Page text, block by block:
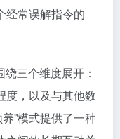
常误解指令的
三个维度展开：
度，以及与其他数
”模式提供了一种